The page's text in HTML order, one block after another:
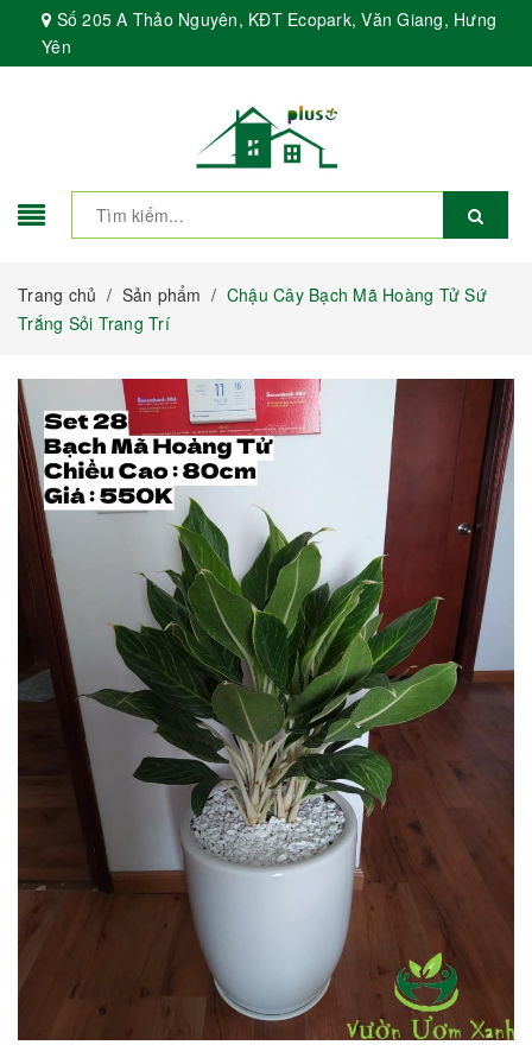
Số 205 A Thảo Nguyên, KĐT Ecopark, Văn Giang, Hưng
Yên
Trang chủ / Sản phẩm / Chậu Cây Bạch Mã Hoàng Tử Sứ
Trắng Sỏi Trang Trí